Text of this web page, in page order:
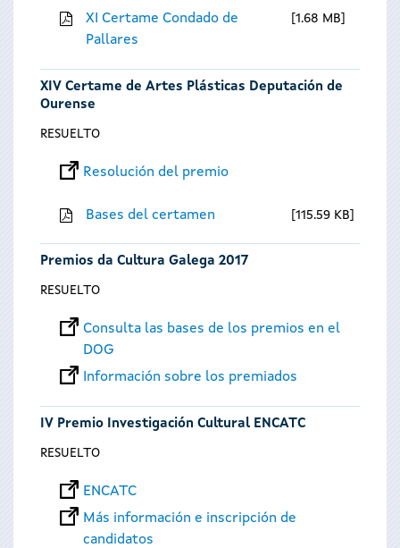
XI Certame Condado de
Pallares
1.68 MB
XIV Certame de Artes Plásticas Deputación de
Ourense
RESUELTO
Resolución del premio
Bases del certamen 115.59 KB
Premios da Cultura Galega 2017
RESUELTO
Consulta las bases de los premios en el
DOG
Información sobre los premiados
IV Premio Investigación Cultural ENCATC
RESUELTO
ENCATC
Más información e inscripción de
candidatos